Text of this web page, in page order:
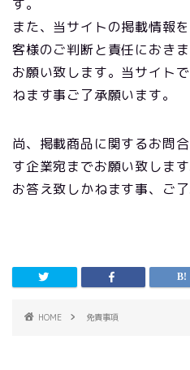
す。
また、当サイトの掲載情報
客様のご判断と責任におき
お願い致します。当サイト
ねます事ご了承願います。
尚、掲載商品に関するお問
す企業宛までお願い致しま
お答え致しかねます事、ご了
HOME 免責事項